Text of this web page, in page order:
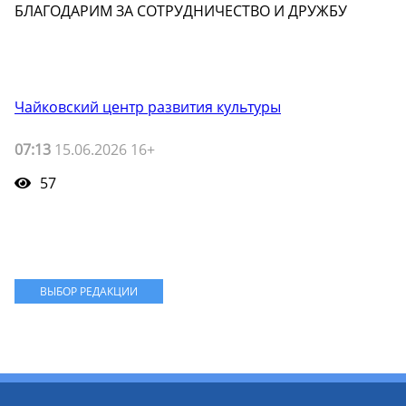
БЛАГОДАРИМ ЗА СОТРУДНИЧЕСТВО И ДРУЖБУ
Чайковский центр развития культуры
07:13 15.06.2026 16+
57
ВЫБОР РЕДАКЦИИ